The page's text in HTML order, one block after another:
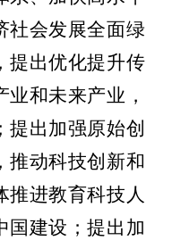
社会发展全面绿
提出优化提升传
和未来产业，
提出加强原始创
推动科技创新和
推进教育科技人
国建设；提出加